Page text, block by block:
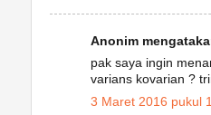
Anonim
pak saya ingin
varians kovarian ?
3 Maret 2016 pukul